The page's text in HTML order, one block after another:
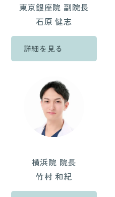
東京銀座院 副院長
石原 健志
詳細を見る
横浜院 院長
竹村 和紀